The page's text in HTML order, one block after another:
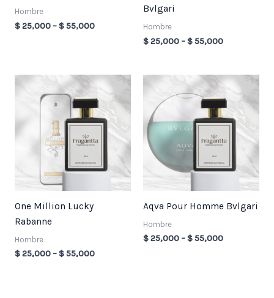
Hombre
$25,000 –$55,000
Bvlgari
Hombre
$25,000 –$55,000
One Million Lucky
Rabanne
Hombre
$25,000 –$55,000
Price
$ 25,000
through
$ 55,000
Aqva Pour Homme Bvlgari
Hombre
$25,000 –$55,000
Price
$ 25,000
through
$ 55,000